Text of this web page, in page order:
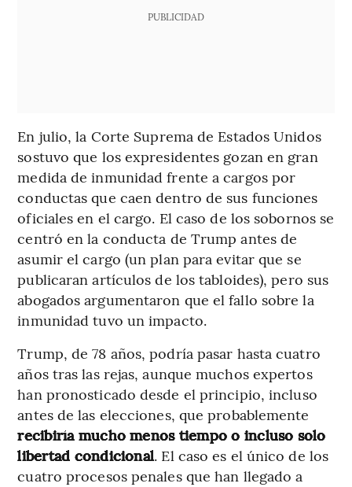
PUBLICIDAD
En julio, la Corte Suprema de Estados Unidos
sostuvo que los expresidentes gozan en gran
medida de inmunidad frente a cargos por
conductas que caen dentro de sus funciones
oficiales en el cargo. El caso de los sobornos se
centró en la conducta de Trump antes de
asumir el cargo (un plan para evitar que se
publicaran artículos de los tabloides), pero sus
abogados argumentaron que el fallo sobre la
inmunidad tuvo un impacto.
Trump, de 78 años, podría pasar hasta cuatro
años tras las rejas, aunque muchos expertos
han pronosticado desde el principio, incluso
antes de las elecciones, que probablemente
recibiría mucho menos tiempo o incluso solo
libertad condicional. El caso es el único de los
cuatro procesos penales que han llegado a